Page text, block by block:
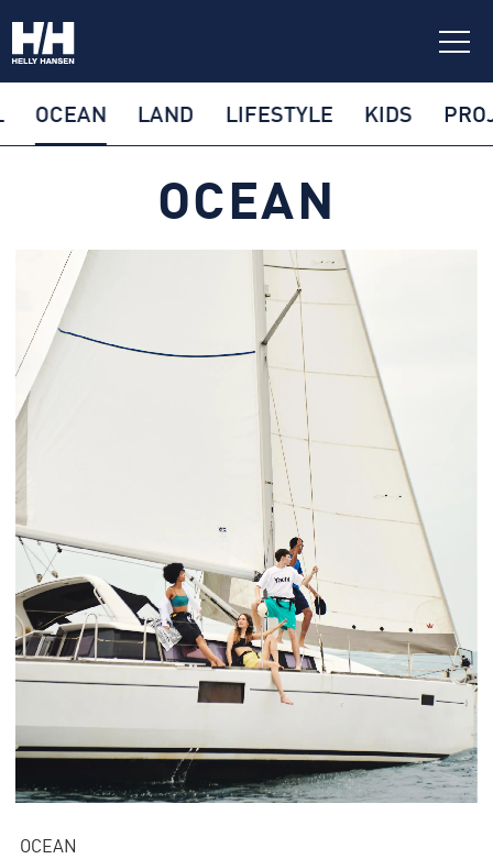
OCEAN LAND LIFESTYLE KIDS
OCEAN
OCEAN